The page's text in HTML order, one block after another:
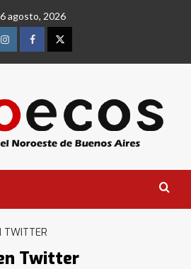
6 agosto, 2026
InstagramFacebookTwitter
TWITTER
Twitter